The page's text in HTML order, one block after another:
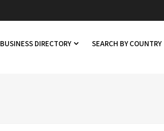
BUSINESS DIRECTORY SEARCH BY COUNTRY